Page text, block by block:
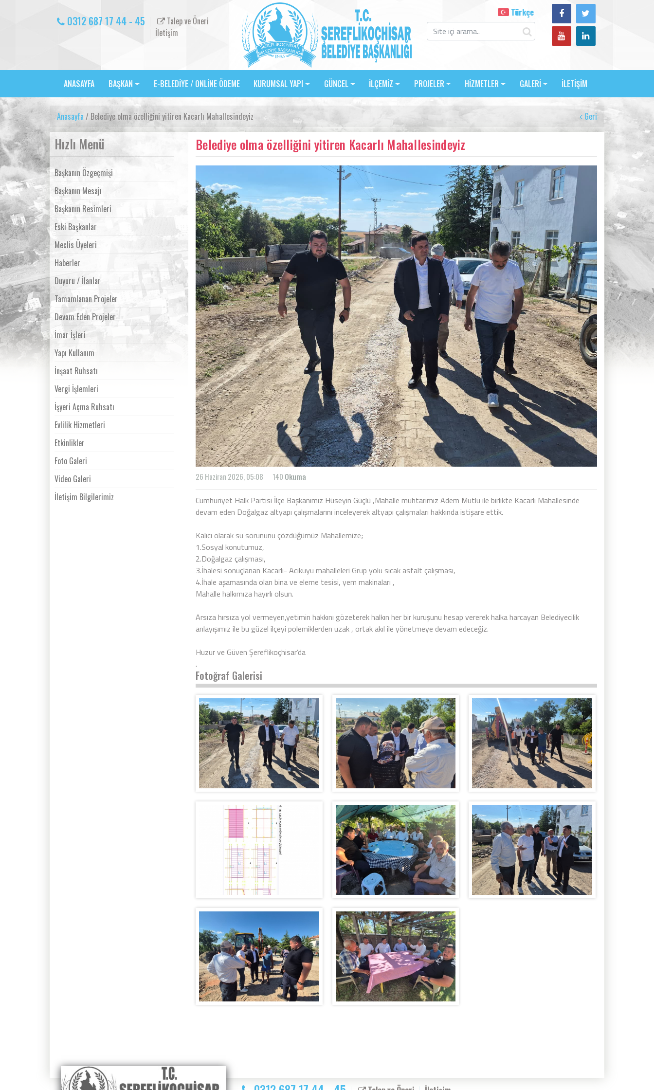
0312 687 17 44 - 45
Talep ve Öneri
İletişim
Türkçe
ANASAYFA BAŞKAN E-BELEDİYE / ONLİNE ÖDEME KURUMSAL YAPI GÜNCEL İLÇEMİZ PROJELER HİZMETLER GALERİ İLETİŞİM
Anasayfa / Belediye olma özelliğini yitiren Kacarlı Mahallesindeyiz Geri
Hızlı Menü
Başkanın Özgeçmişi
Başkanın Mesajı
Başkanın Resimleri
Eski Başkanlar
Meclis Üyeleri
Haberler
Duyuru / İlanlar
Tamamlanan Projeler
Devam Eden Projeler
İmar İşleri
Yapı Kullanım
İnşaat Ruhsatı
Vergi İşlemleri
İşyeri Açma Ruhsatı
Evlilik Hizmetleri
Etkinlikler
Foto Galeri
Video Galeri
İletişim Bilgilerimiz
Belediye olma özelliğini yitiren Kacarlı Mahallesindeyiz
26 Haziran 2026, 05:08 140 Okuma
Cumhuriyet Halk Partisi İlçe Başkanımız Hüseyin Güçlü ,Mahalle muhtarımız Adem Mutlu ile birlikte Kacarlı Mahallesinde
devam eden Doğalgaz altyapı çalışmalarını inceleyerek altyapı çalışmaları hakkında istişare ettik.
Kalıcı olarak su sorununu çözdüğümüz Mahallemize;
1.Sosyal konutumuz,
2.Doğalgaz çalışması,
3.İhalesi sonuçlanan Kacarlı- Acıkuyu mahalleleri Grup yolu sıcak asfalt çalışması,
4.İhale aşamasında olan bina ve eleme tesisi, yem makinaları ,
Mahalle halkımıza hayırlı olsun.
Arsıza hırsıza yol vermeyen,yetimin hakkını gözeterek halkın her bir kuruşunu hesap vererek halka harcayan Belediyecilik
anlayışımız ile bu güzel ilçeyi polemiklerden uzak , ortak akıl ile yönetmeye devam edeceğiz.
Huzur ve Güven Şereflikoçhisar’da
.
Fotoğraf Galerisi